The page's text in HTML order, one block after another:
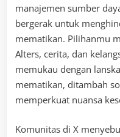
manajemen sumber
bergerak untuk
mematikan. Pilihanmu
Alters, cerita, dan
memukau dengan
mematikan, ditambah
memperkuat nuansa
Komunitas di X